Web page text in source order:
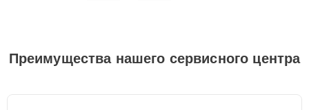
Преимущества нашего сервисного центра